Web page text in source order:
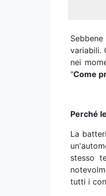
variabili.
nei
"Come
Perché
La
stesso
tutti i